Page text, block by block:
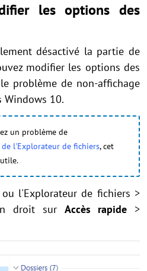
les options des
désactivé la partie de
modifier les options des
problème de non-affichage
Windows 10.
un problème de
l'Explorateur de fichiers, cet
ou l'Explorateur de fichiers >
droit sur Accès rapide >